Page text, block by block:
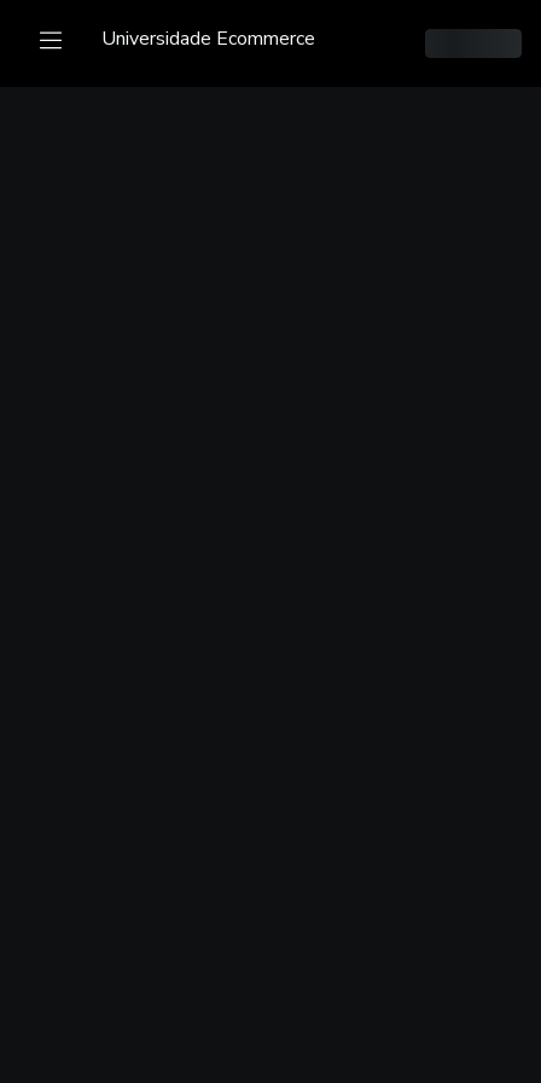
Universidade Ecommerce